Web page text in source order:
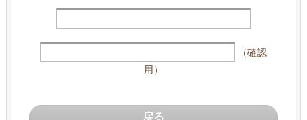
（確認
用）
戻る